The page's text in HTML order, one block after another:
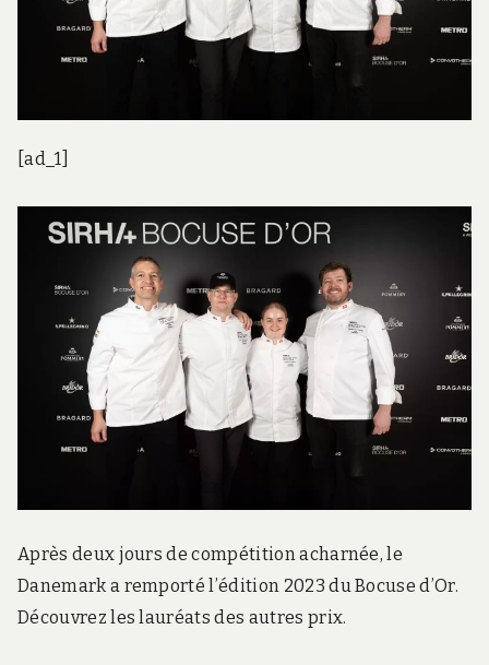
[ad_1]
Après deux jours de compétition acharnée, le
Danemark a remporté l’édition 2023 du Bocuse d’Or.
Découvrez les lauréats des autres prix.